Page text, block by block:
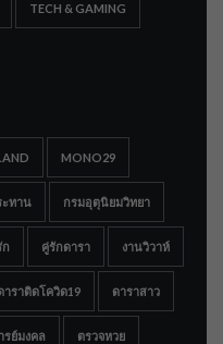
TECH & GAMING
MONO29
ะทาน กรมอุตุนิยมวิทยา
ก คู่รักดารา งานวิวาห์
าราติดโควิด19 ดาราสาว
รย์มงคล ตรวจหวย